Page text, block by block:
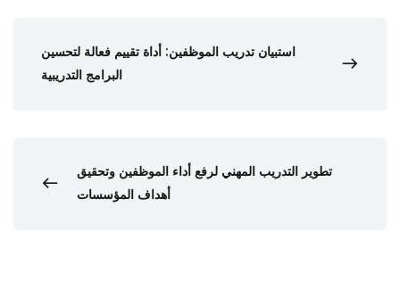
استبيان تدريب الموظفين: أداة تقييم فعالة لتحسين
البرامج التدريبية
تطوير التدريب المهني لرفع أداء الموظفين وتحقيق
أهداف المؤسسات